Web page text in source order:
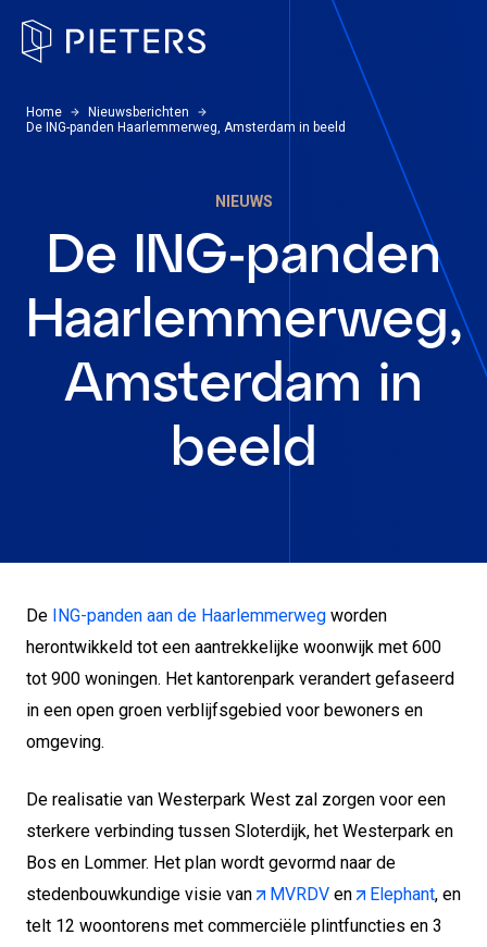
Pieters, terug naar de homepagina
U bevindt zich hier:
Home
Nieuwsberichten
De ING-panden Haarlemmerweg, Amsterdam in beeld
NIEUWS
De ING-panden
Haarlemmerweg,
Amsterdam in
beeld
De ING-panden aan de Haarlemmerweg worden
herontwikkeld tot een aantrekkelijke woonwijk met 600
tot 900 woningen. Het kantorenpark verandert gefaseerd
in een open groen verblijfsgebied voor bewoners en
omgeving.
De realisatie van Westerpark West zal zorgen voor een
sterkere verbinding tussen Sloterdijk, het Westerpark en
Bos en Lommer. Het plan wordt gevormd naar de
stedenbouwkundige visie van
MVRDV en Elephant, en
telt 12 woontorens met commerciële plintfuncties en 3